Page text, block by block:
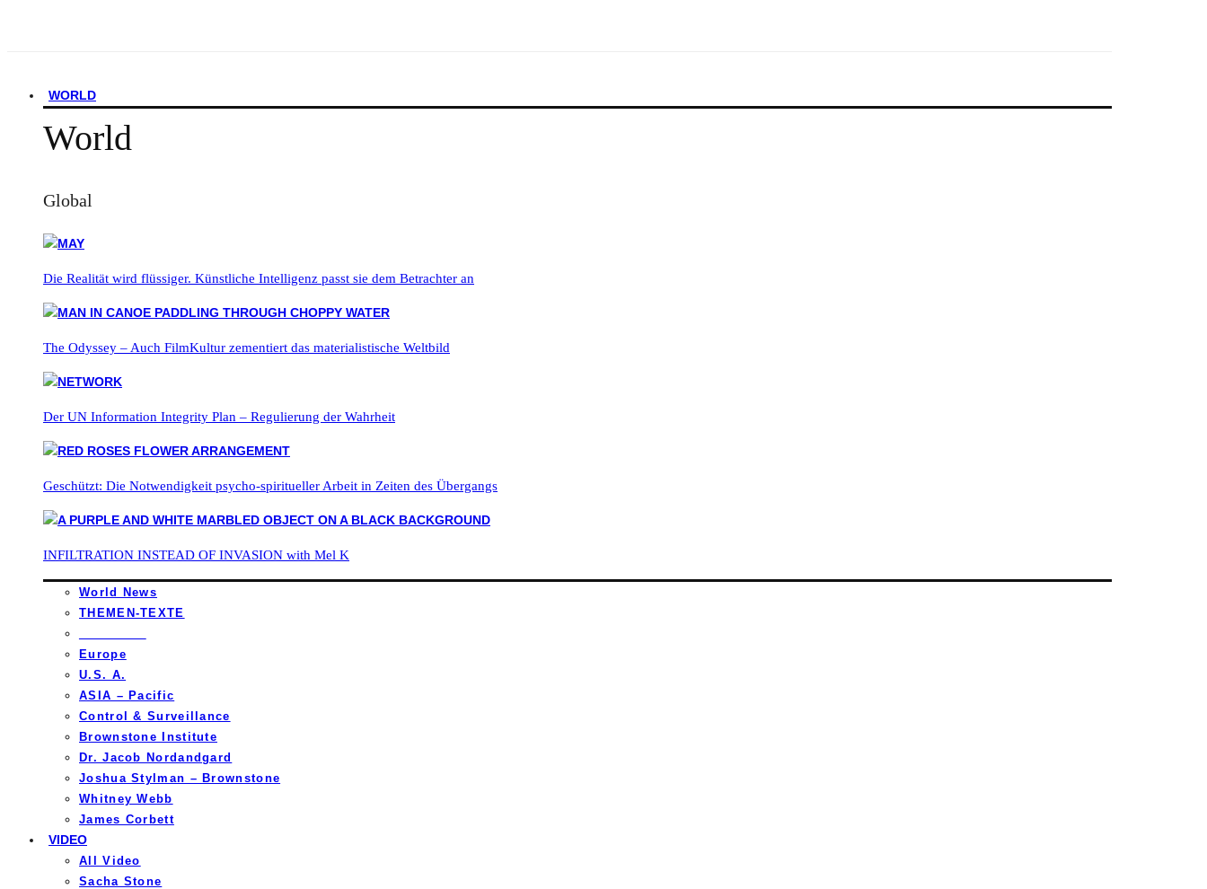
WORLD
World
Global
Die Realität wird flüssiger. Künstliche Intelligenz passt sie dem Betrachter an
The Odyssey – Auch FilmKultur zementiert das materialistische Weltbild
Der UN Information Integrity Plan – Regulierung der Wahrheit
Geschützt: Die Notwendigkeit psycho-spiritueller Arbeit in Zeiten des Übergangs
INFILTRATION INSTEAD OF INVASION with Mel K
World News
THEMEN-TEXTE
Europe
U.S. A.
ASIA – Pacific
Control & Surveillance
Brownstone Institute
Dr. Jacob Nordandgard
Joshua Stylman – Brownstone
Whitney Webb
James Corbett
VIDEO
All Video
Sacha Stone